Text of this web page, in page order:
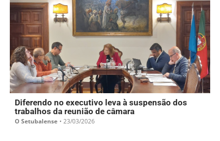
Diferendo no executivo leva à suspensão dos
trabalhos da reunião de câmara
O Setubalense • 23/03/2026